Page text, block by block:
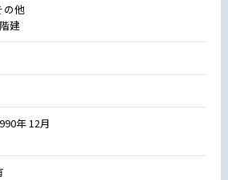
の他
建
年 12月